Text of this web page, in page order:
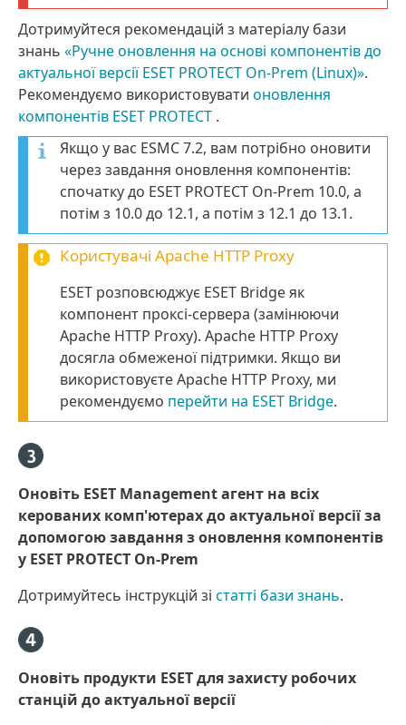
Дотримуйтеся рекомендацій з матеріалу бази
знань «Ручне оновлення на основі компонентів до
актуальної версії ESET PROTECT On-Prem (Linux)».
Рекомендуємо використовувати оновлення
компонентів ESET PROTECT .
Якщо у вас ESMC 7.2, вам потрібно оновити
через завдання оновлення компонентів:
спочатку до ESET PROTECT On-Prem 10.0, а
потім з 10.0 до 12.1, а потім з 12.1 до 13.1.
Користувачі Apache HTTP Proxy
ESET розповсюджує ESET Bridge як
компонент проксі-сервера (замінюючи
Apache HTTP Proxy). Apache HTTP Proxy
досягла обмеженої підтримки. Якщо ви
використовуєте Apache HTTP Proxy, ми
рекомендуємо перейти на ESET Bridge.
Оновіть ESET Management агент на всіх
керованих комп'ютерах до актуальної версії за
допомогою завдання з оновлення компонентів
у ESET PROTECT On-Prem
Дотримуйтесь інструкцій зі статті бази знань.
Оновіть продукти ESET для захисту робочих
станцій до актуальної версії